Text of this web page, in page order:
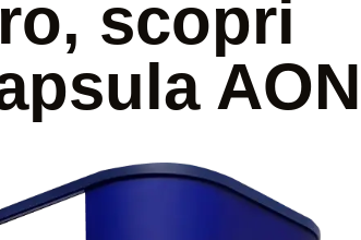
scopri
AON